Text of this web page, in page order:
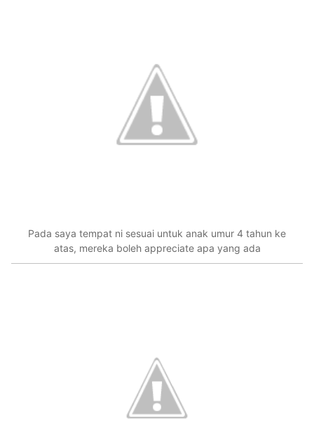
Pada saya tempat ni sesuai untuk anak umur 4 tahun ke
atas, mereka boleh appreciate apa yang ada